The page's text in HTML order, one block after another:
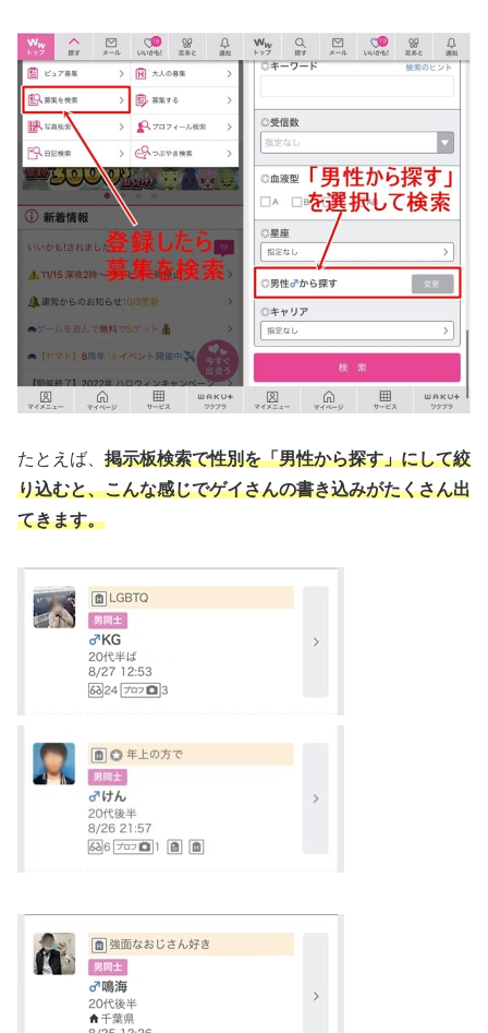
たとえば、 掲示板検索で性別を「男性から探す」にして絞
り込むと、こんな感じでゲイさんの書き込みがたくさん出
てきます。